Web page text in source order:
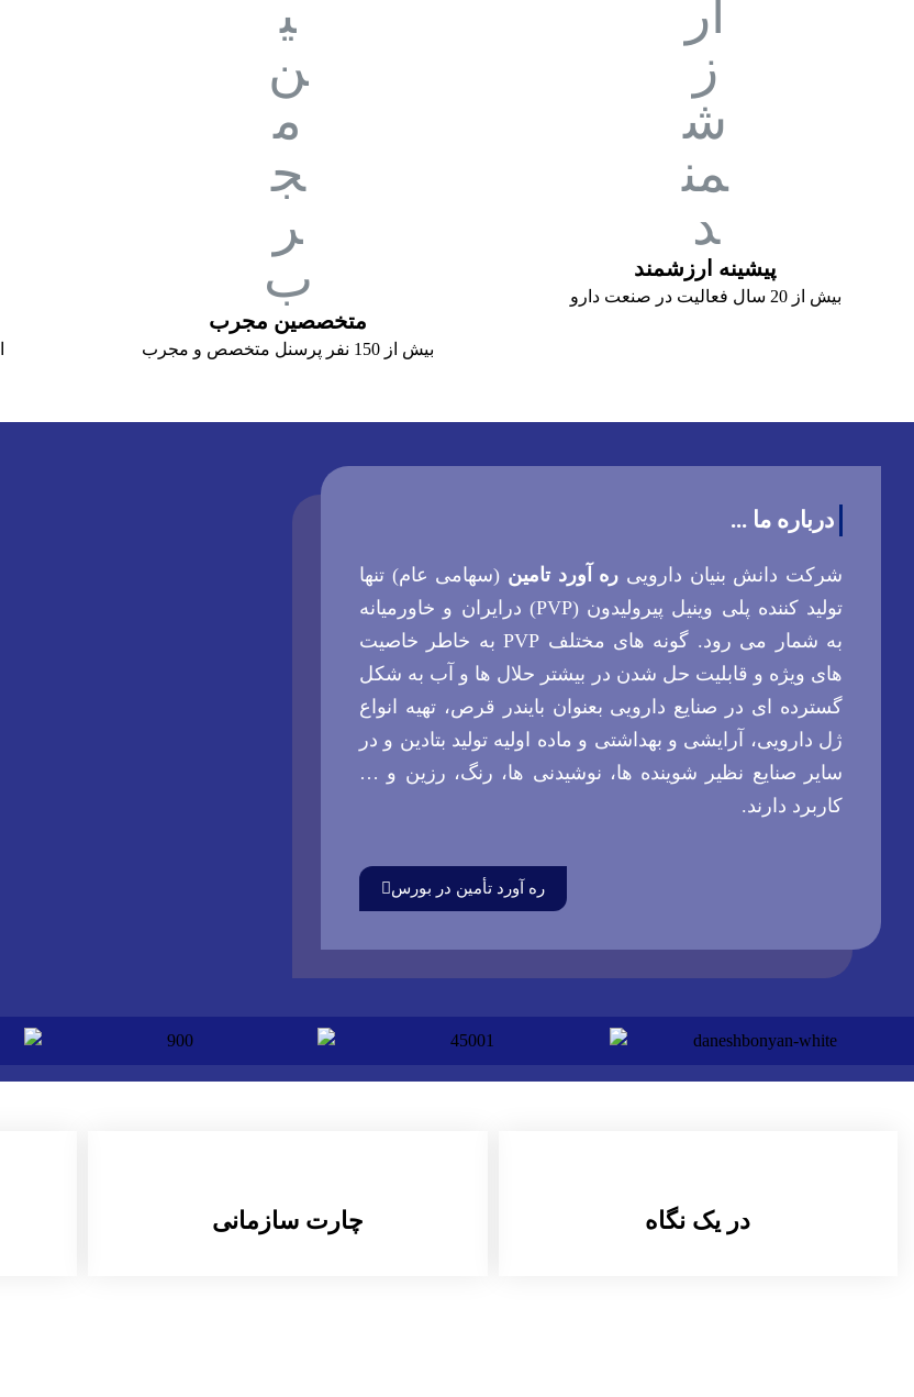
پیشینه ارزشمند
بیش از 20 سال فعالیت در صنعت دارو
متخصصین مجرب
بیش از 150 نفر پرسنل متخصص و مجرب
درباره ما ...
شرکت دانش بنیان دارویی ره آورد تامین (سهامی عام) تنها
تولید کننده پلی وینیل پیرولیدون (PVP) درایران و خاورمیانه
به شمار می رود. گونه های مختلف PVP به خاطر خاصیت
های ویژه و قابلیت حل شدن در بیشتر حلال ها و آب به شکل
گسترده ای در صنایع دارویی بعنوان بايندر قرص، تهيه انواع
ژل دارويی، آرايشی و بهداشتی و ماده اولیه تولید بتادین و در
سایر صنایع نظیر شوینده ها، نوشیدنی ها، رنگ، رزین و …
کاربرد دارند.
ره آورد تأمین در بورس
در یک نگاه چارت سازمانی